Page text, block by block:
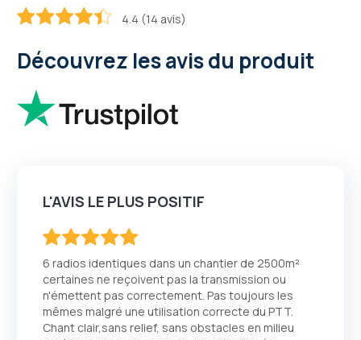
4.4 (14 avis)
Découvrez les avis du produit
L'AVIS LE PLUS POSITIF
6 radios identiques dans un chantier de 2500m²
certaines ne reçoivent pas la transmission ou
n'émettent pas correctement. Pas toujours les
mêmes malgré une utilisation correcte du PTT.
Chant clair,sans relief, sans obstacles en milieu